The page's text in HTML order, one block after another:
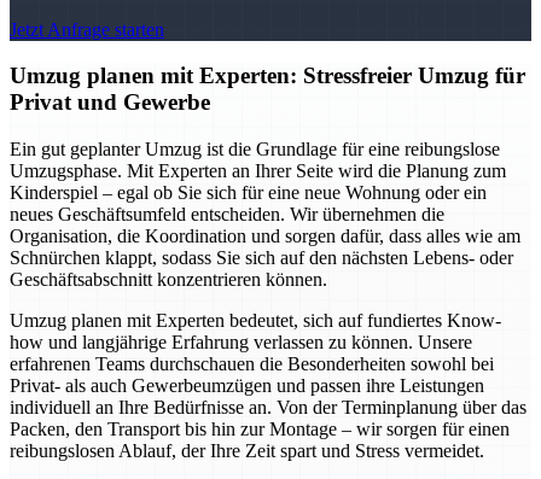
Jetzt Anfrage starten
Umzug planen mit Experten: Stressfreier Umzug für
Privat und Gewerbe
Ein gut geplanter Umzug ist die Grundlage für eine reibungslose
Umzugsphase. Mit Experten an Ihrer Seite wird die Planung zum
Kinderspiel – egal ob Sie sich für eine neue Wohnung oder ein
neues Geschäftsumfeld entscheiden. Wir übernehmen die
Organisation, die Koordination und sorgen dafür, dass alles wie am
Schnürchen klappt, sodass Sie sich auf den nächsten Lebens- oder
Geschäftsabschnitt konzentrieren können.
Umzug planen mit Experten bedeutet, sich auf fundiertes Know-
how und langjährige Erfahrung verlassen zu können. Unsere
erfahrenen Teams durchschauen die Besonderheiten sowohl bei
Privat- als auch Gewerbeumzügen und passen ihre Leistungen
individuell an Ihre Bedürfnisse an. Von der Terminplanung über das
Packen, den Transport bis hin zur Montage – wir sorgen für einen
reibungslosen Ablauf, der Ihre Zeit spart und Stress vermeidet.